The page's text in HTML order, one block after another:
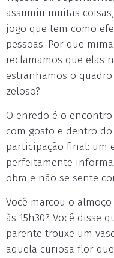
assumiu muitas
jogo que tem como
pessoas. Por que
reclamamos que elas
estranhamos o
zeloso?
O enredo é o
com gosto e dentro
participação final: um
perfeitamente
obra e não se sente
Você marcou o
às 15h30? Você disse
parente trouxe um
aquela curiosa flor